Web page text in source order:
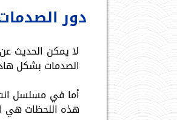
دور
لا يمكن الحديث
الصدمات بشكل
أما في مسلسل
هذه اللحظات هي